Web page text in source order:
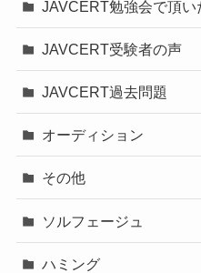
JAVCERT勉強会で頂
JAVCERT受験者の声
JAVCERT過去問題
オーディション
その他
ソルフェージュ
ハミング